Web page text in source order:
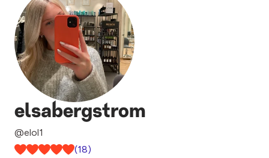
elsabergstrom
@elol1
(18)